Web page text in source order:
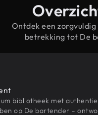
Ontdek een
betrekking tot De
bibliotheek met
op De bartender –